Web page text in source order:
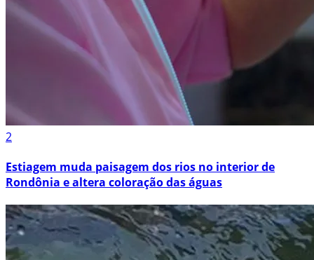
2
Estiagem muda paisagem dos rios no interior de
Rondônia e altera coloração das águas